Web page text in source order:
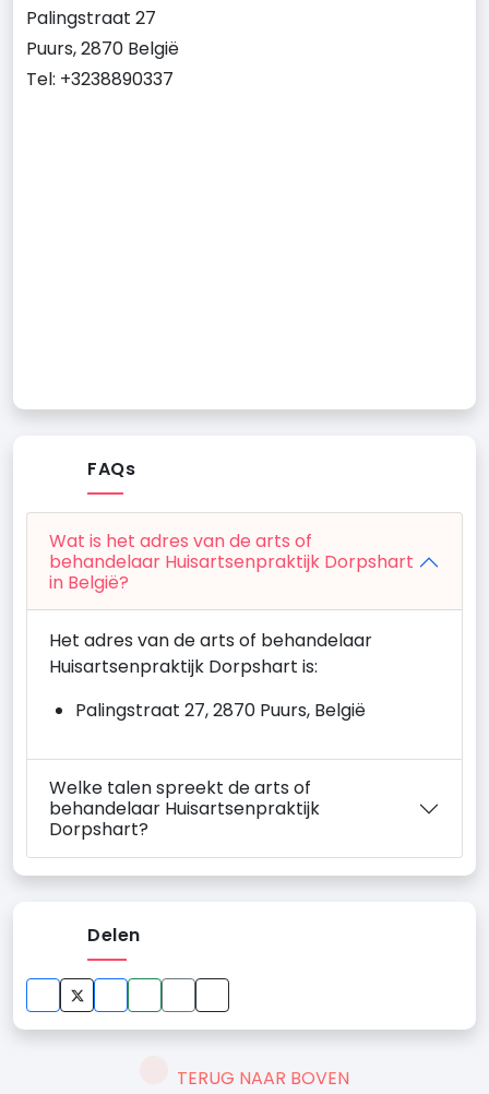
Palingstraat 27
Puurs, 2870 België
Tel: +3238890337
FAQs
Wat is het adres van de arts of
behandelaar Huisartsenpraktijk Dorpshart
in België?
Het adres van de arts of behandelaar
Huisartsenpraktijk Dorpshart is:
Palingstraat 27, 2870 Puurs, België
Welke talen spreekt de arts of
behandelaar Huisartsenpraktijk
Dorpshart?
Delen
TERUG NAAR BOVEN